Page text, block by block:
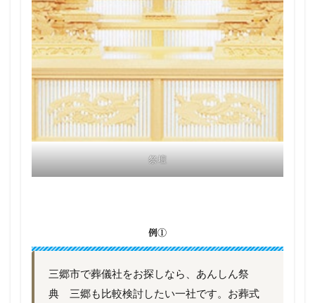
祭壇
例①
三郷市で葬儀社をお探しなら、あんしん祭
典 三郷も比較検討したい一社です。お葬式